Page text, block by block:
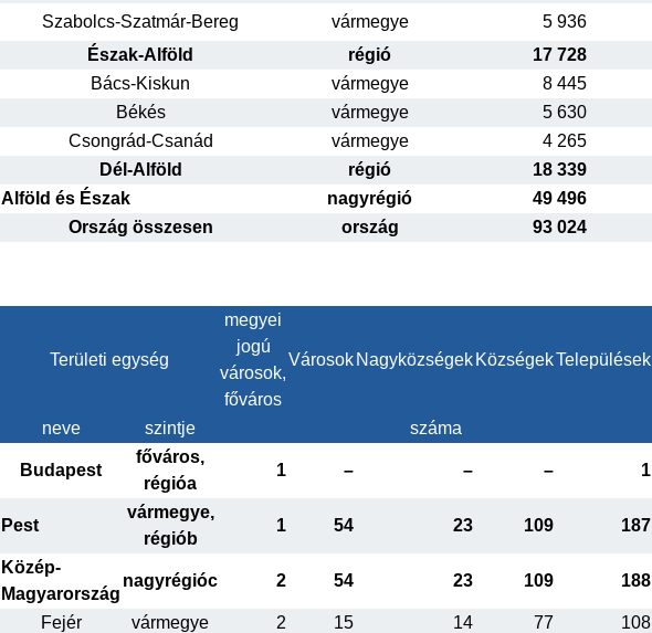
Szabolcs-Szatmár-Bereg vármegye 5 936
Észak-Alföld
régió 17 728
Bács-Kiskun
vármegye 8 445
Békés
vármegye 5 630
Csongrád-Csanád
vármegye 4 265
Dél-Alföld
régió 18 339
Alföld és Észak
nagyrégió 49 496
Ország összesen
ország 93 024
Területi egység
megyei
jogú
városok,
főváros
Városok Nagyközségek KözségekTelepülések
neve szintje száma
Budapest
főváros,
régióa
1 – – – 1
Pest
vármegye,
régiób
1 54 23 109 187
Közép-
Magyarország
nagyrégióc 2 54 23 109 188
Fejér vármegye 2 15 14 77 108